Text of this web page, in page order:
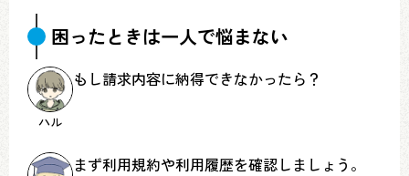
困ったときは一人で悩まない
ハル
もし請求内容に納得できなかったら？
まず利用規約や利用履歴を確認しましょう。